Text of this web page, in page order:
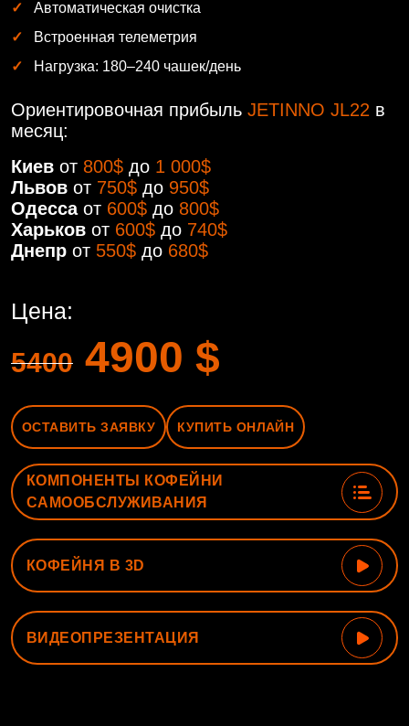
Автоматическая очистка
Встроенная телеметрия
Нагрузка: 180–240 чашек/день
Ориентировочная прибыль JETINNO JL22 в
месяц:
Киев от 800$ до 1 000$
Львов от 750$ до 950$
Одессаот 600$ до 800$
Харьков от 600$ до 740$
Днепр от 550$ до 680$
Цена:
5400 4900 $
ОСТАВИТЬ ЗАЯВКУ КУПИТЬ ОНЛАЙН
КОМПОНЕНТЫ КОФЕЙНИ
САМООБСЛУЖИВАНИЯ
КОФЕЙНЯ В 3D
ВИДЕОПРЕЗЕНТАЦИЯ